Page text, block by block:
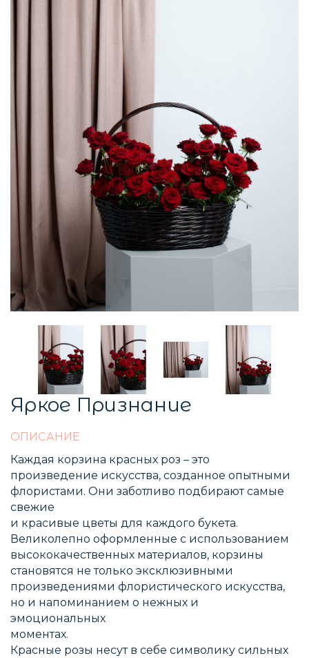
Яркое Признание
ОПИСАНИЕ
Каждая корзина красных роз – это
произведение искусства, созданное опытными
флористами. Они заботливо подбирают самые
свежие
и красивые цветы для каждого букета.
Великолепно оформленные с использованием
высококачественных материалов, корзины
становятся не только эксклюзивными
произведениями флористического искусства,
но и напоминанием о нежных и
эмоциональных
моментах.
Красные розы несут в себе символику сильных